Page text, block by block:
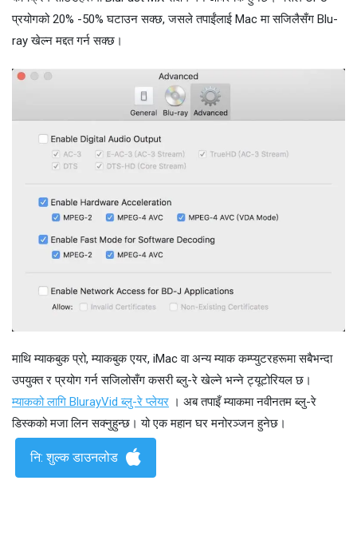
प्रयोगको 20% -50% घटाउन सक्छ, जसले तपाईंलाई Mac मा सजिलैसँग Blu-
ray खेल्न मद्दत गर्न सक्छ।
माथि म्याकबुक प्रो, म्याकबुक एयर, iMac वा अन्य म्याक कम्प्युटरहरूमा सबैभन्दा
उपयुक्त र प्रयोग गर्न सजिलोसँग कसरी ब्लु-रे खेल्ने भन्ने ट्यूटोरियल छ।
म्याकको लागि BlurayVid ब्लु-रे प्लेयर । अब तपाइँ म्याकमा नवीनतम ब्लु-रे
डिस्कको मजा लिन सक्नुहुन्छ। यो एक महान घर मनोरञ्जन हुनेछ।
नि: शुल्क डाउनलोड